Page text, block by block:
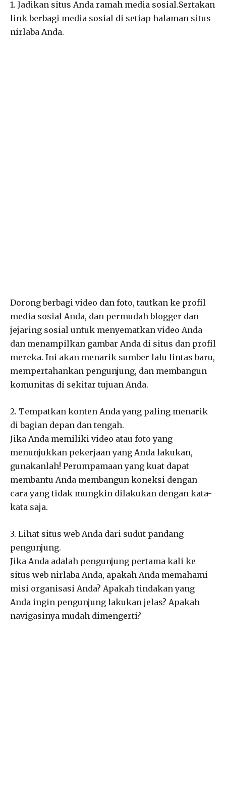
1. Jadikan situs Anda ramah media sosial.Sertakan
link berbagi media sosial di setiap halaman situs
nirlaba Anda.
Dorong berbagi video dan foto, tautkan ke profil
media sosial Anda, dan permudah blogger dan
jejaring sosial untuk menyematkan video Anda
dan menampilkan gambar Anda di situs dan profil
mereka. Ini akan menarik sumber lalu lintas baru,
mempertahankan pengunjung, dan membangun
komunitas di sekitar tujuan Anda.
2. Tempatkan konten Anda yang paling menarik
di bagian depan dan tengah.
Jika Anda memiliki video atau foto yang
menunjukkan pekerjaan yang Anda lakukan,
gunakanlah! Perumpamaan yang kuat dapat
membantu Anda membangun koneksi dengan
cara yang tidak mungkin dilakukan dengan kata-
kata saja.
3. Lihat situs web Anda dari sudut pandang
pengunjung.
Jika Anda adalah pengunjung pertama kali ke
situs web nirlaba Anda, apakah Anda memahami
misi organisasi Anda? Apakah tindakan yang
Anda ingin pengunjung lakukan jelas? Apakah
navigasinya mudah dimengerti?